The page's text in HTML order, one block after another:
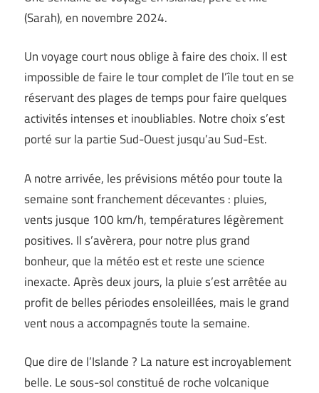
(Sarah), en novembre 2024.
Un voyage court nous oblige à faire des choix. Il est
impossible de faire le tour complet de l’île tout en se
réservant des plages de temps pour faire quelques
activités intenses et inoubliables. Notre choix s’est
porté sur la partie Sud-Ouest jusqu’au Sud-Est.
A notre arrivée, les prévisions météo pour toute la
semaine sont franchement décevantes : pluies,
vents jusque 100 km/h, températures légèrement
positives. Il s’avèrera, pour notre plus grand
bonheur, que la météo est et reste une science
inexacte. Après deux jours, la pluie s’est arrêtée au
profit de belles périodes ensoleillées, mais le grand
vent nous a accompagnés toute la semaine.
Que dire de l’Islande ? La nature est incroyablement
belle. Le sous-sol constitué de roche volcanique